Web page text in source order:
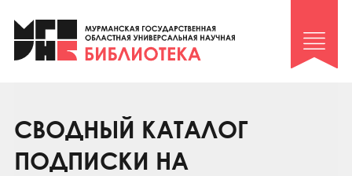
Клуб «Гиря и сельдерей»
Клуб «Семейный архив»
Коллегам
Контакты
СВОДНЫЙ КАТАЛОГ
ПОДПИСКИ НА